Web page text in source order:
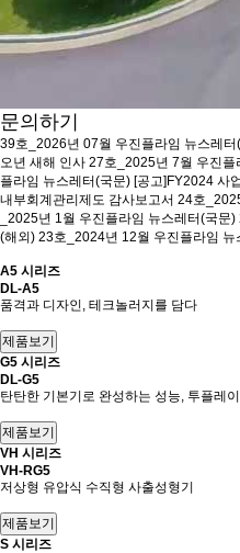
문의하기
39호_2026년 07월 우진플라임 뉴스레터
오년 새해 인사 27호_2025년 7월 우진플
플라임 뉴스레터(국문) [공고]FY2024 사
내부회계관리제도 감사보고서 24호
_2025년 1월 우진플라임 뉴스레터(국문)
(해외) 23호_2024년 12월 우진플라임 뉴
A5 시리즈
DL-A5
품격과 디자인, 테크놀러지를 담다
G5 시리즈
DL-G5
탄탄한 기본기로 완성하는 성능, 투플레
VH 시리즈
VH-RG5
저상형 유압식 수직형 사출성형기
S 시리즈